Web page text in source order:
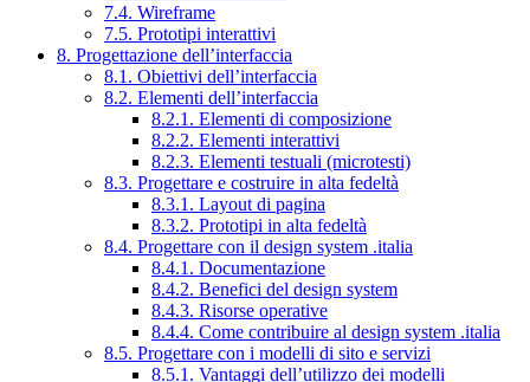
7.4. Wireframe
7.5. Prototipi interattivi
8. Progettazione dell’interfaccia
8.1. Obiettivi dell’interfaccia
8.2. Elementi dell’interfaccia
8.2.1. Elementi di composizione
8.2.2. Elementi interattivi
8.2.3. Elementi testuali (microtesti)
8.3. Progettare e costruire in alta fedeltà
8.3.1. Layout di pagina
8.3.2. Prototipi in alta fedeltà
8.4. Progettare con il design system .italia
8.4.1. Documentazione
8.4.2. Benefici del design system
8.4.3. Risorse operative
8.4.4. Come contribuire al design system .italia
8.5. Progettare con i modelli di sito e servizi
8.5.1. Vantaggi dell’utilizzo dei modelli